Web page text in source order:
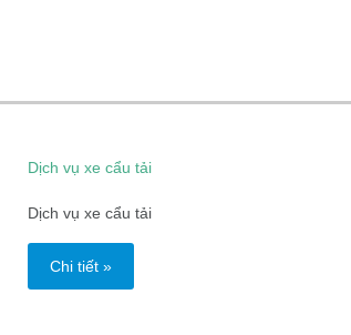
Dịch vụ xe cẩu tải
Dịch vụ xe cẩu tải
Chi tiết »